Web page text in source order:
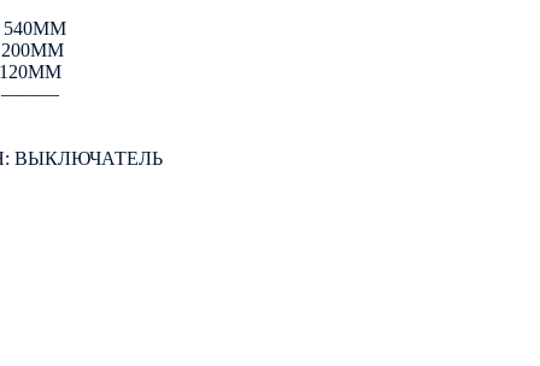
―――
ВЫКЛЮЧАТЕЛЬ